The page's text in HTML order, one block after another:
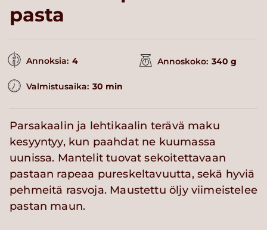
pasta
Annoksia: 4 Annoskoko: 340 g
Valmistusaika: 30 min
Parsakaalin ja lehtikaalin terävä maku
kesyyntyy, kun paahdat ne kuumassa
uunissa. Mantelit tuovat sekoitettavaan
pastaan rapeaa pureskeltavuutta, sekä hyviä
pehmeitä rasvoja. Maustettu öljy viimeistelee
pastan maun.